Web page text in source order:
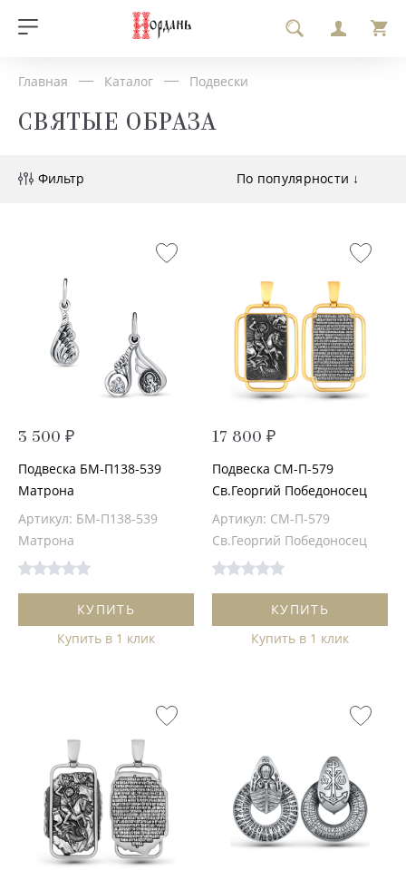
Главная Каталог Подвески
СВЯТЫЕ ОБРАЗА
Фильтр
3 500 ₽
Подвеска БМ-П138-539
Матрона
Артикул: БМ-П138-539
Матрона
КУПИТЬ
Купить в 1 клик
17 800 ₽
Подвеска СМ-П-579
Св.Георгий Победоносец
Артикул: СМ-П-579
Св.Георгий Победоносец
КУПИТЬ
Купить в 1 клик